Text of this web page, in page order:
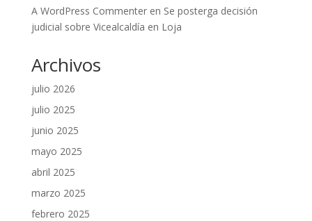
A WordPress Commenteren Se posterga decisión
judicial sobre Vicealcaldía en Loja
Archivos
julio 2026
julio 2025
junio 2025
mayo 2025
abril 2025
marzo 2025
febrero 2025